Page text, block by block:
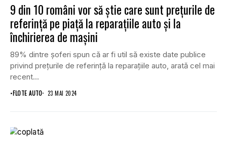
9 din 10 români vor să știe care sunt prețurile de
referință pe piață la reparațiile auto și la
închirierea de mașini
89% dintre șoferi spun că ar fi util să existe date publice
privind prețurile de referință la reparațiile auto, arată cel mai
recent...
•FLOTE AUTO 23 MAI 2024